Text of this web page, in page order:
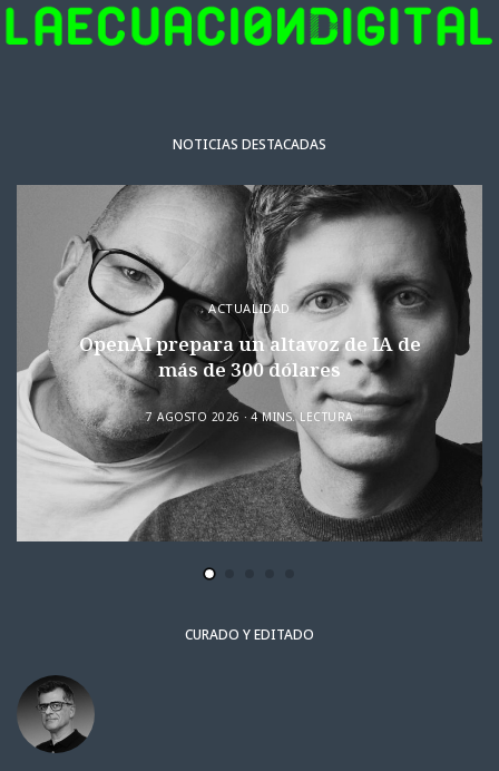
NOTICIAS DESTACADAS
ACTUALIDAD
OpenAI prepara un altavoz de IA de
más de 300 dólares
7 AGOSTO 2026 4 MINS. LECTURA
CURADO Y EDITADO